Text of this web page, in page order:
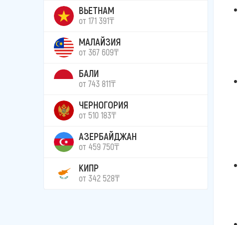
ВЬЕТНАМ
от 171 391₸
МАЛАЙЗИЯ
от 367 609₸
БАЛИ
от 743 811₸
ЧЕРНОГОРИЯ
от 510 183₸
АЗЕРБАЙДЖАН
от 459 750₸
КИПР
от 342 528₸